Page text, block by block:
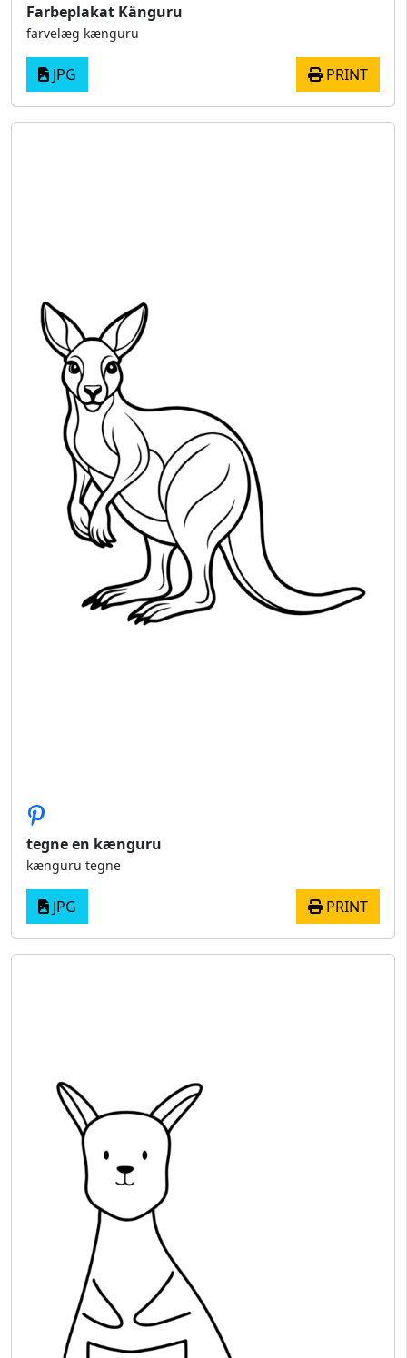
Farbeplakat Känguru
farvelæg kænguru
JPG PRINT
tegne en kænguru
kænguru tegne
JPG PRINT